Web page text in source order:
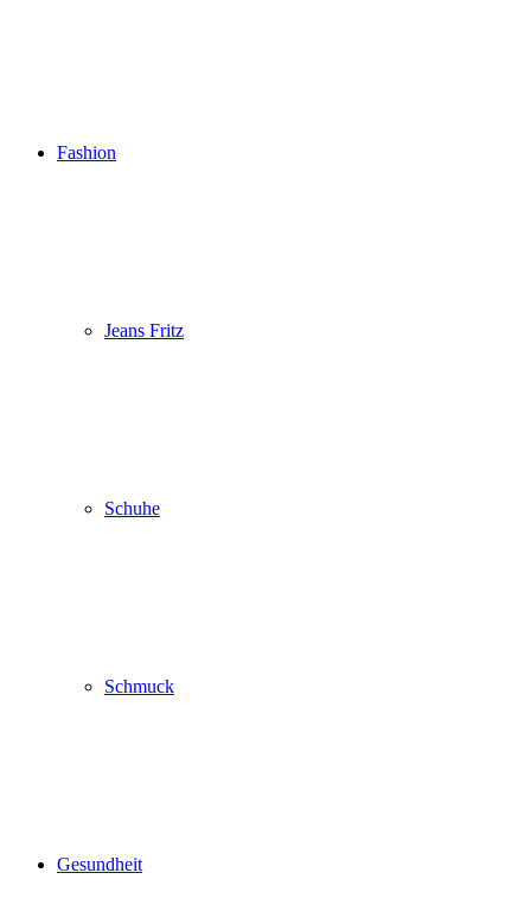
Fashion
Jeans Fritz
Schuhe
Schmuck
Gesundheit